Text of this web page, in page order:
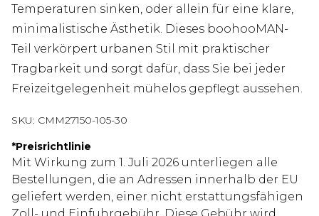
Temperaturen sinken, oder allein für eine klare,
minimalistische Ästhetik. Dieses boohooMAN-
Teil verkörpert urbanen Stil mit praktischer
Tragbarkeit und sorgt dafür, dass Sie bei jeder
Freizeitgelegenheit mühelos gepflegt aussehen.
SKU: CMM27150-105-30
*Preisrichtlinie
Mit Wirkung zum 1. Juli 2026 unterliegen alle
Bestellungen, die an Adressen innerhalb der EU
geliefert werden, einer nicht erstattungsfähigen